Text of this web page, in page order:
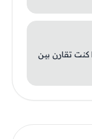
كنت تقارن بين